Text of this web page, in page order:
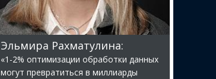
Эльмира Рахматулина:
«1-2% оптимизации обработки данных
могут превратиться в миллиарды